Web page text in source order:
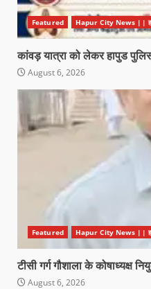
Featured Hapur City News ||
कांवड़ यात्रा को लेकर हापुड
August 6, 2026
Featured Hapur City News ||
टीसी गर्ग गौशाला के कोषाध्यक्ष
August 6, 2026